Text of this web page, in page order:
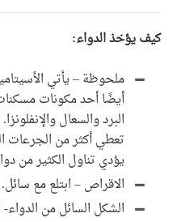
كيف يؤخذ الدواء:
ملحوظة – يأتي
أيضًا أحد مكونات
البرد والسعال
تعطي أكثر من الجرعات
يؤدي تناول الكثير من
الاقراص – ابتلع مع
الشكل السائل من